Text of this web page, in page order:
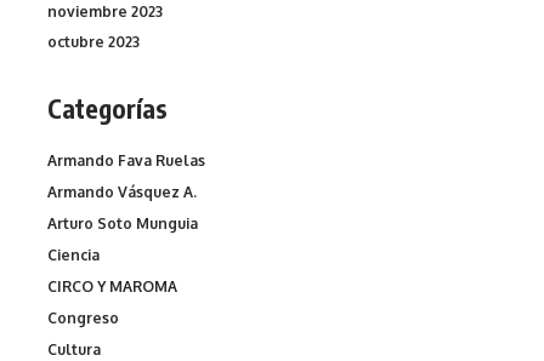
noviembre 2023
octubre 2023
Categorías
Armando Fava Ruelas
Armando Vásquez A.
Arturo Soto Munguia
Ciencia
CIRCO Y MAROMA
Congreso
Cultura